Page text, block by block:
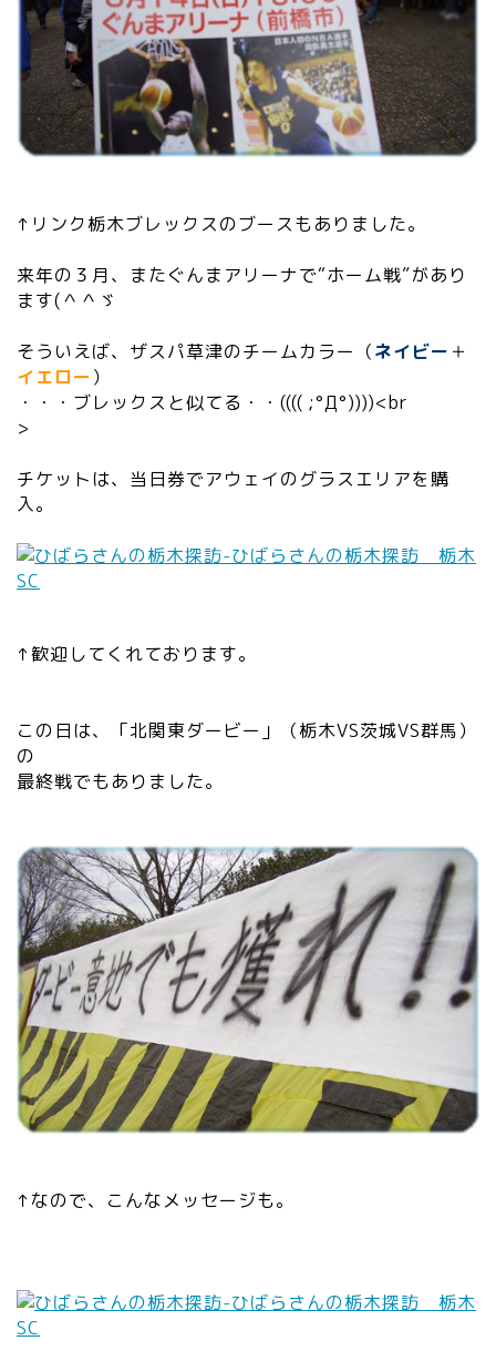
↑リンク栃木ブレックスのブースもありました。
来年の３月、またぐんまアリーナで“ホーム戦”があり
ます(＾＾ゞ
そういえば、ザスパ草津のチームカラー（ネイビー＋
イエロー）
・・・ブレックスと似てる・・(((( ;°Д°))))<br
>
チケットは、当日券でアウェイのグラスエリアを購
入。
↑歓迎してくれております。
この日は、「北関東ダービー」（栃木VS茨城VS群馬）
の
最終戦でもありました。
↑なので、こんなメッセージも。